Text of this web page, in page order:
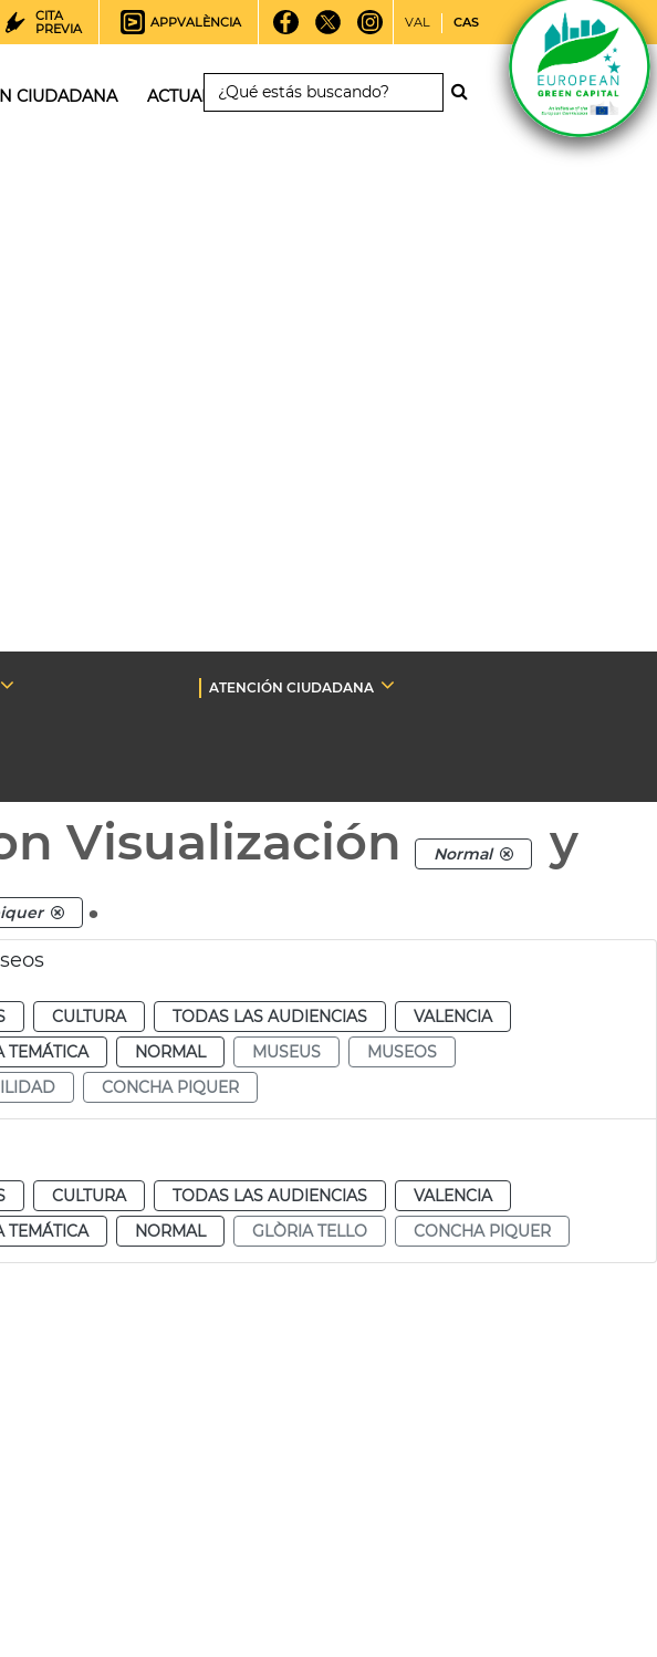
CITA
PREVIA
APPVALÈNCIA VAL CAS
CIUDADANA ACTUALIDAD
ATENCIÓN CIUDADANA
Visualización Normal
y
.
CULTURA TODAS LAS AUDIENCIAS
VALENCIA
TEMÁTICA NORMAL MUSEUS
MUSEOS
CONCHA PIQUER
CULTURA TODAS LAS AUDIENCIAS
VALENCIA
TEMÁTICA NORMAL GLÒRIA TELLO CONCHA PIQUER